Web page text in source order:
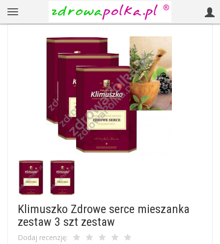
Klimuszko Zdrowe serce mieszanka
zestaw 3 szt zestaw
Dodaj recenzję: